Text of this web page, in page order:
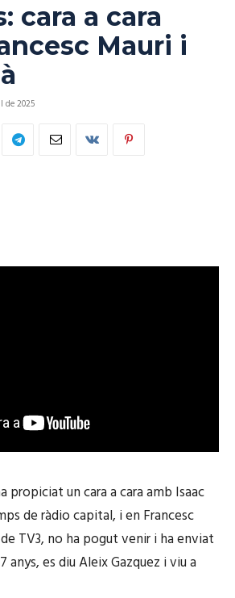
cara a cara
Mauri i
de 2025
propiciat un cara a cara amb Isaac
de ràdio capital, i en Francesc
TV3, no ha pogut venir i ha enviat
anys, es diu Aleix Gazquez i viu a